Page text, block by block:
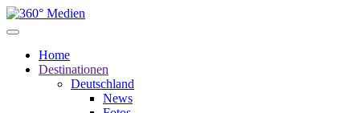
Home
Destinationen
Deutschland
News